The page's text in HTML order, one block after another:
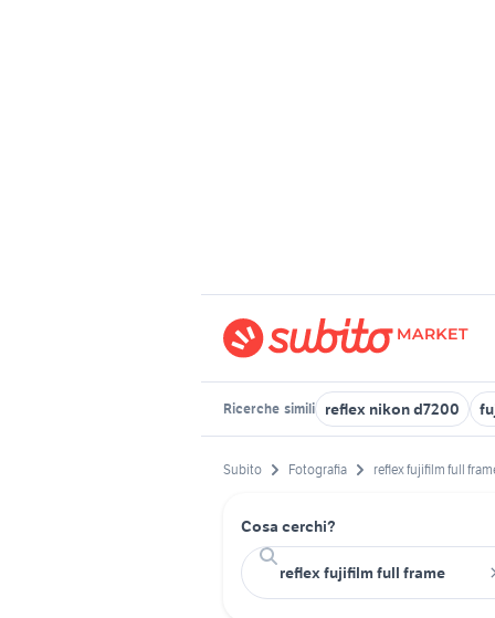
Ricerche simili reflex nikon d7200
Subito Fotografia reflex fujifilm full
Cosa cerchi?